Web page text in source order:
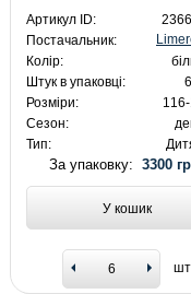
Артикул ID:
Постачальник:
Колір:
Штук в упаковці:
6
Розміри:
Сезон:
Тип:
За упаковку:3300
У кошик
шт